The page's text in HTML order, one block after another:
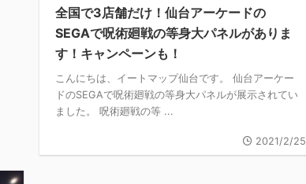
全国で3店舗だけ！仙台アーケードの
SEGAで呪術廻戦の等身大パネルがありま
す！キャンペーンも！
こんにちは、イートマップ仙台です。 仙台アーケー
ドのSEGAで呪術廻戦の等身大パネルが展示されてい
ました。 呪術廻戦の等 ...
2021/2/25